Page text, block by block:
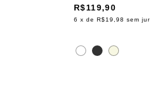
R$119,90
6 x de R$19,98 sem